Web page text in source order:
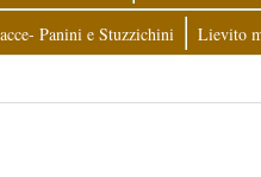
Panini e Stuzzichini Lievito